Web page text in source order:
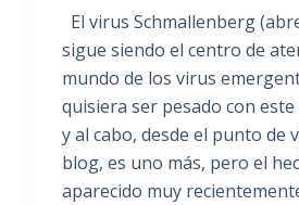
El virus Schmallenberg
sigue siendo el centro de
mundo de los virus
quisiera ser pesado con
y al cabo, desde el punto de
blog, es uno más, pero el
aparecido muy